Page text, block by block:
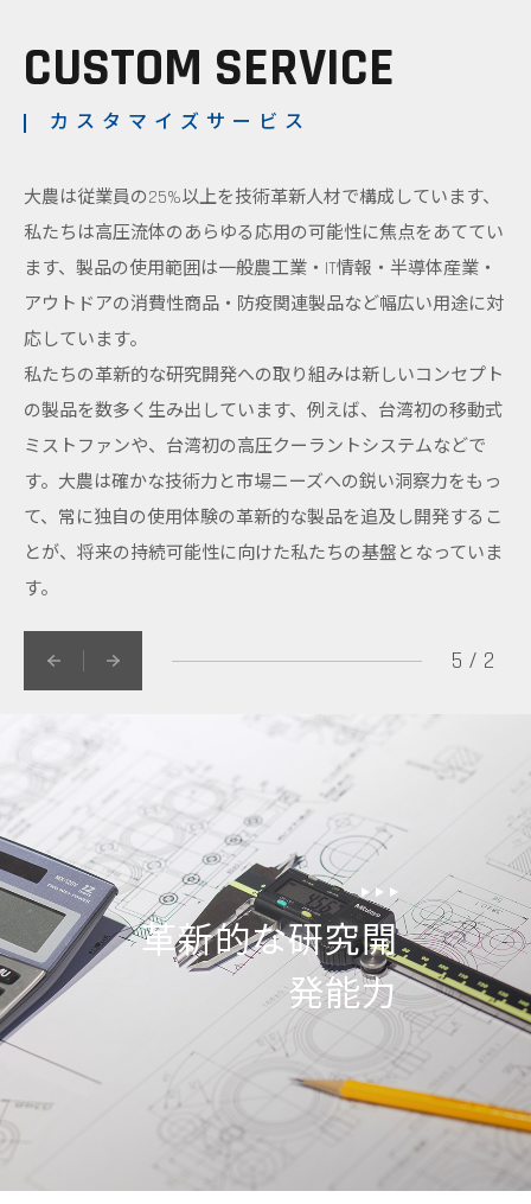
CUSTOM SERVICE
カスタマイズサービス
大農は従業員の25%以上を技術革新人材で構成しています、
私たちは高圧流体のあらゆる応用の可能性に焦点をあててい
ます、製品の使用範囲は一般農工業・IT情報・半導体産業・
アウトドアの消費性商品・防疫関連製品など幅広い用途に対
応しています。
私たちの革新的な研究開発への取り組みは新しいコンセプト
の製品を数多く生み出しています、例えば、台湾初の移動式
ミストファンや、台湾初の高圧クーラントシステムなどで
す。大農は確かな技術力と市場ニーズへの鋭い洞察力をもっ
て、常に独自の使用体験の革新的な製品を追及し開発するこ
とが、将来の持続可能性に向けた私たちの基盤となっていま
す。
5 2
革新的な研究開
発能力